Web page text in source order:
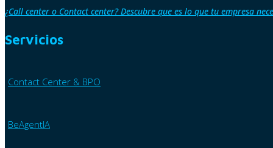
¿Call center o Contact center? Descubre que es lo que tu empresa
Servicios
Contact Center & BPO
BeAgentIA